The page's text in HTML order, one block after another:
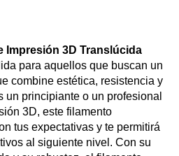
Impresión 3D Translúcida
para aquellos que buscan un
combine estética, resistencia y
un principiante o un profesional
3D, este filamento
tus expectativas y te permitirá
al siguiente nivel. Con su